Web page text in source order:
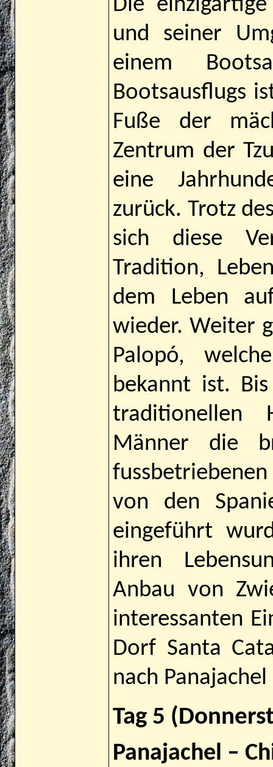
Die
und seiner
einem
Bootsausflugs
Fuße der
Zentrum der
eine
zurück. Trotz
sich diese
Tradition,
dem Leben
wieder. Weiter
Palopó,
bekannt ist.
traditionellen
Männer die
von den
eingeführt
ihren
Anbau von
interessanten
Dorf Santa
nach
Tag 5
Panajachel –